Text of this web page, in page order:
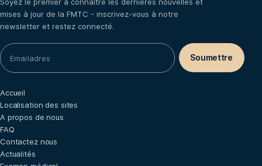
mises à jour de la FMTC - inscrivez-vous à notre
newsletter et restez connecté.
Accueil
Localisation des sites
A propos de nous
FAQ
Contactez nous
Actualités